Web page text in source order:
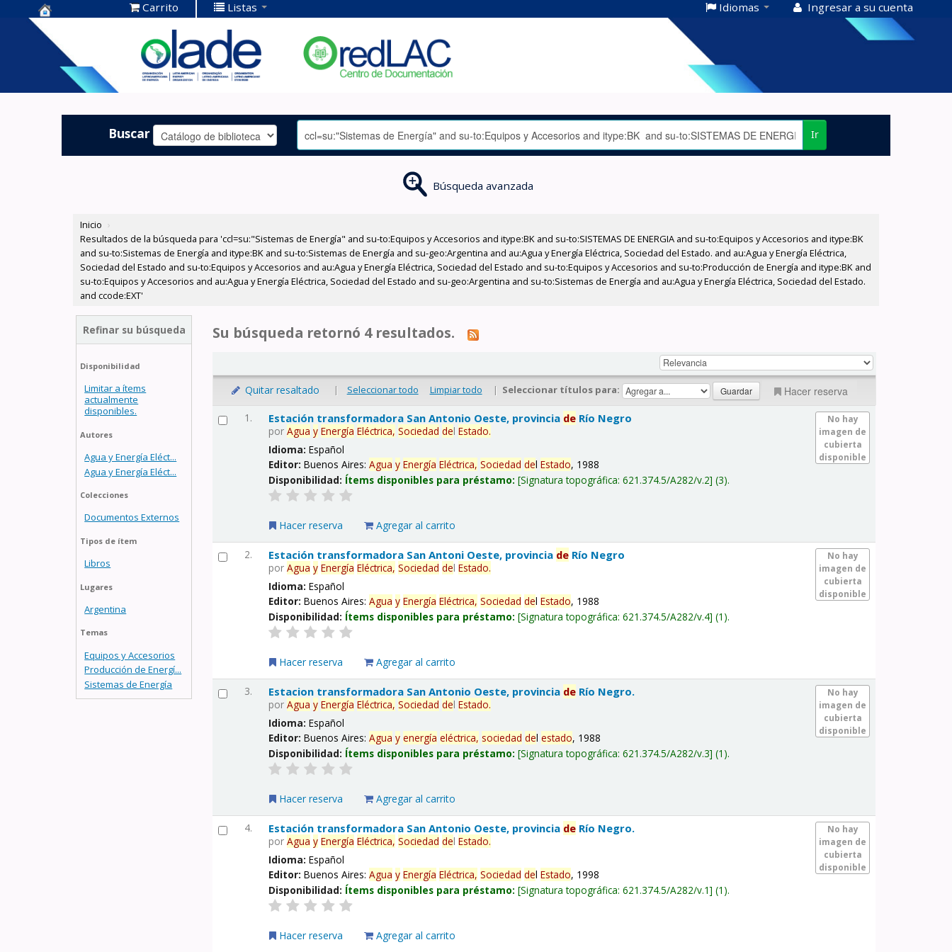
Centro de
Documentación
OLADE -
Carrito Listas Idiomas Ingresar a su cuenta
Buscar Ir
Búsqueda avanzada
Inicio ›
Resultados de la búsqueda para 'ccl=su:"Sistemas de Energía" and su-to:Equipos y Accesorios and itype:BK and su-to:SISTEMAS DE ENERGIA and su-to:Equipos y Accesorios and itype:BK
and su-to:Sistemas de Energía and itype:BK and su-to:Sistemas de Energía and su-geo:Argentina and au:Agua y Energía Eléctrica, Sociedad del Estado. and au:Agua y Energía Eléctrica,
Sociedad del Estado and su-to:Equipos y Accesorios and au:Agua y Energía Eléctrica, Sociedad del Estado and su-to:Equipos y Accesorios and su-to:Producción de Energía and itype:BK and
su-to:Equipos y Accesorios and au:Agua y Energía Eléctrica, Sociedad del Estado and su-geo:Argentina and su-to:Sistemas de Energía and au:Agua y Energía Eléctrica, Sociedad del Estado.
and ccode:EXT'
Refinar su búsqueda
Disponibilidad
Limitar a ítems
actualmente
disponibles.
Autores
Agua y Energía Eléct...
Agua y Energía Eléct...
Colecciones
Documentos Externos
Tipos de ítem
Libros
Lugares
Argentina
Temas
Equipos y Accesorios
Producción de Energí...
Sistemas de Energía
Su búsqueda retornó 4 resultados.
Quitar resaltado | Seleccionar todo Limpiar todo | Seleccionar títulos para: Hacer reserva
1.
No hay
imagen de
cubierta
disponible
Estación transformadora San Antonio Oeste, provincia de Río Negro
porAgua y Energía Eléctrica, Sociedad delEstado.
Idioma:Español
Editor:Buenos Aires:Agua y Energía Eléctrica, Sociedad delEstado, 1988
Disponibilidad: Ítems disponibles para préstamo: Signatura topográfica:621.374.5/A282/v.2 (3).
Hacer reserva Agregar al carrito
2.
No hay
imagen de
cubierta
disponible
Estación transformadora San Antoni Oeste, provincia de Río Negro
porAgua y Energía Eléctrica, Sociedad delEstado.
Idioma:Español
Editor:Buenos Aires:Agua y Energía Eléctrica, Sociedad delEstado, 1988
Disponibilidad: Ítems disponibles para préstamo: Signatura topográfica:621.374.5/A282/v.4 (1).
Hacer reserva Agregar al carrito
3.
No hay
imagen de
cubierta
disponible
Estacion transformadora San Antonio Oeste, provincia de Río Negro.
porAgua y Energía Eléctrica, Sociedad delEstado.
Idioma:Español
Editor:Buenos Aires:Agua y energía eléctrica, sociedad delestado, 1988
Disponibilidad: Ítems disponibles para préstamo: Signatura topográfica:621.374.5/A282/v.3 (1).
Hacer reserva Agregar al carrito
4.
No hay
imagen de
cubierta
disponible
Estación transformadora San Antonio Oeste, provincia de Río Negro.
porAgua y Energía Eléctrica, Sociedad delEstado.
Idioma:Español
Editor:Buenos Aires:Agua y Energía Eléctrica, Sociedad delEstado, 1998
Disponibilidad: Ítems disponibles para préstamo: Signatura topográfica:621.374.5/A282/v.1 (1).
Hacer reserva Agregar al carrito